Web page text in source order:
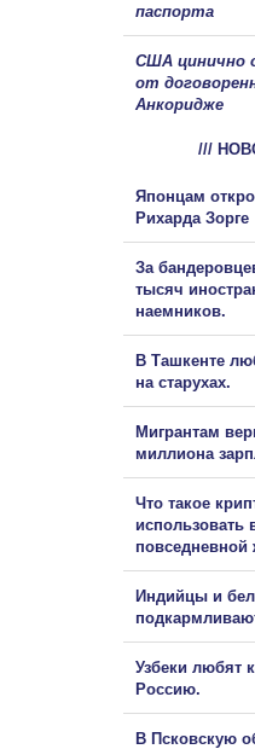
паспорта
США цинично
от
Анкоридже
///
Японцам
Рихарда Зорге
За
тысяч
наемников.
В Ташкенте
на старухах.
Мигрантам
миллиона
Что такое
использовать
повседневной
Индийцы и
Узбеки любят
Россию.
В Псковскую